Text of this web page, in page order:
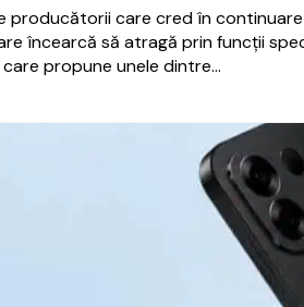
producătorii care cred în
încearcă să atragă prin funcții
care propune unele dintre…